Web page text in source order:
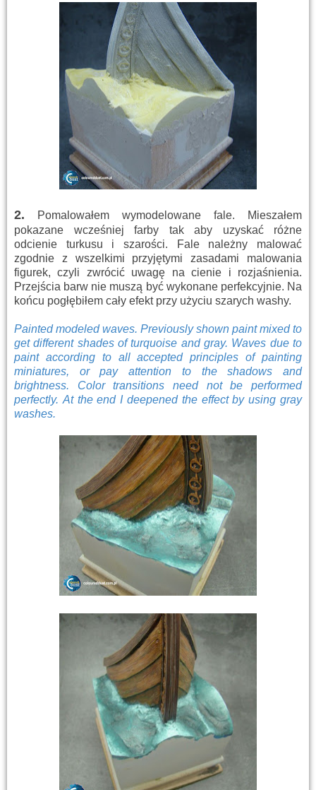
2. Pomalowałem wymodelowane fale. Mieszałem
pokazane wcześniej farby tak aby uzyskać różne
odcienie turkusu i szarości. Fale należny malować
zgodnie z wszelkimi przyjętymi zasadami malowania
figurek, czyli zwrócić uwagę na cienie i rozjaśnienia.
Przejścia barw nie muszą być wykonane perfekcyjnie. Na
końcu pogłębiłem cały efekt przy użyciu szarych washy.
Painted modeled waves. Previously shown paintmixed to
get different shades of turquoise and gray. Waves due to
paint according to all accepted principles of painting
miniatures, orpay attention to the
shadows and
brightness.
Color transitions need not be
performed
perfectly. At the end I deepened the effect by using gray
washes.